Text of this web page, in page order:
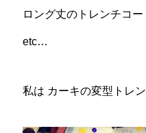
ロング丈のトレンチコ
etc…
私は カーキの変型トレ